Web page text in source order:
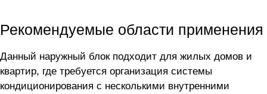
Рекомендуемые области применения
Данный наружный блок подходит для жилых домов и
квартир, где требуется организация системы
кондиционирования с несколькими внутренними